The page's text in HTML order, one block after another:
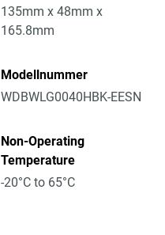
135mm x 48mm x
165.8mm
Modellnummer
WDBWLG0040HBK-EESN
Non-Operating
Temperature
-20°C to 65°C